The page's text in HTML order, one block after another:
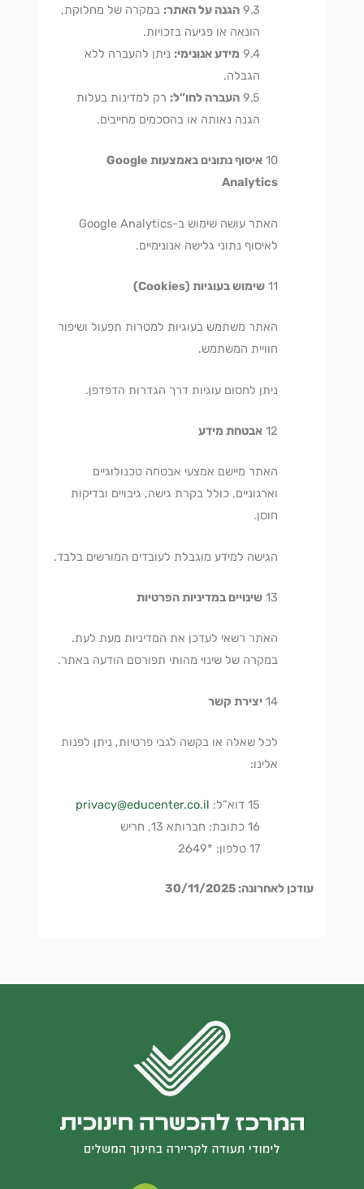
הגנה על האתר: במקרה של מחלוקת,
הונאה או פגיעה בזכויות.
מידע אנונימי: ניתן להעברה ללא
הגבלה.
העברה לחו”ל: רק למדינות בעלות
הגנה נאותה או בהסכמים מחייבים.
איסוף נתונים באמצעות Google
Analytics
האתר עושה שימוש ב-Google Analytics
לאיסוף נתוני גלישה אנונימיים.
שימוש בעוגיות (Cookies)
האתר משתמש בעוגיות למטרות תפעול ושיפור
חוויית המשתמש.
ניתן לחסום עוגיות דרך הגדרות הדפדפן.
אבטחת מידע
האתר מיישם אמצעי אבטחה טכנולוגיים
וארגוניים, כולל בקרת גישה, גיבויים ובדיקות
חוסן.
הגישה למידע מוגבלת לעובדים המורשים בלבד.
שינויים במדיניות הפרטיות
האתר רשאי לעדכן את המדיניות מעת לעת.
במקרה של שינוי מהותי תפורסם הודעה באתר.
יצירת קשר
לכל שאלה או בקשה לגבי פרטיות, ניתן לפנות
אלינו:
דוא”ל: privacy@educenter.co.il
כתובת: חברותא 13, חריש
טלפון: *2649
עודכן לאחרונה: 30/11/2025